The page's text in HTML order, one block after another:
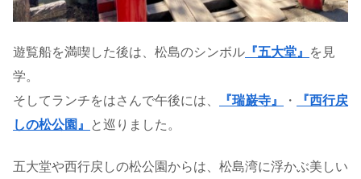
遊覧船を満喫した後は、松島のシンボル 『五大堂』
を見
学。
そしてランチをはさんで午後には、
『瑞巌寺』 ・
『西行戻
しの松公園』
と巡りました。
五大堂や西行戻しの松公園からは、松島湾に浮かぶ美しい